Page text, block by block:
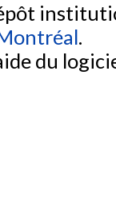
.
du